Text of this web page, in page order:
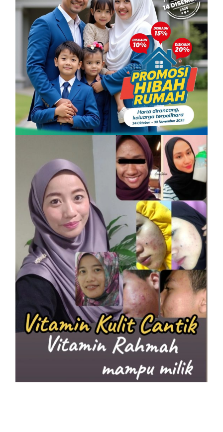
SHAKLEE
PROMOSI HIBAH DILANJUTKAN
On6 December, 2025byTun Azah Aziz
SHAKLEE
Vitamin Kulit Cantik kini Vitamin
Rahmah mampu milik
On7 April, 2023 byTun Azah Aziz